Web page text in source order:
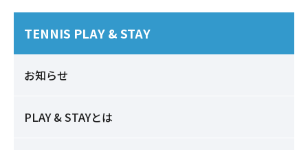
TENNIS PLAY & STAY
お知らせ
PLAY & STAYとは